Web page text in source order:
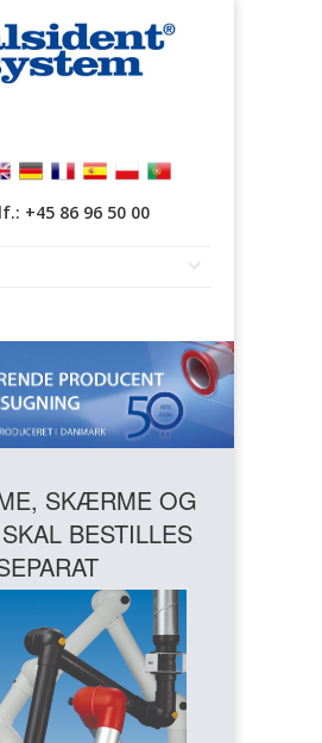
+45 86 96 50 00
SKÆRME OG
BESTILLES